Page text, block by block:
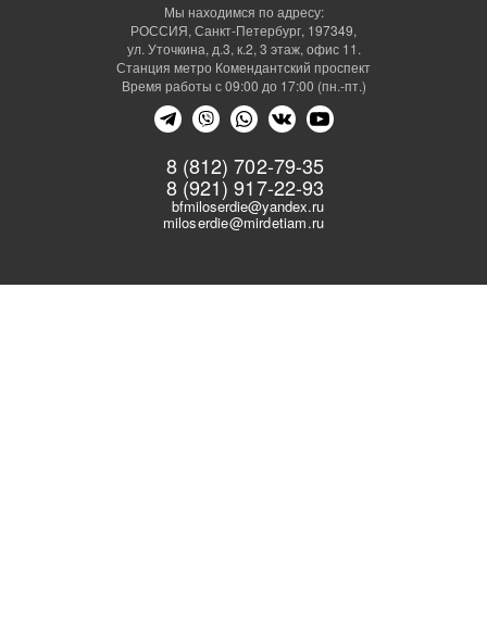
8 (812) 702-79-35
8 (921) 917-22-93
bfmiloserdie@yandex.ru
miloserdie@mirdetiam.ru
Мы находимся по адресу:
РОССИЯ, Санкт-Петербург, 197349,
ул. Уточкина, д.3, к.2, 3 этаж, офис 11.
Станция метро Комендантский проспект
Время работы с 09:00 до 17:00 (пн.-пт.)